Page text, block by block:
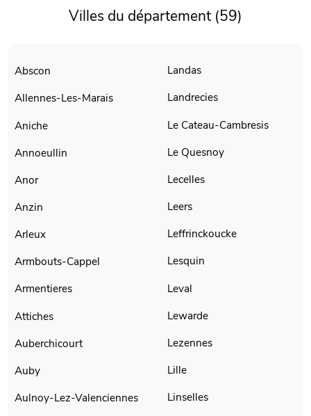
Villes du département (59)
Abscon
Allennes-Les-Marais
Aniche
Annoeullin
Anor
Anzin
Arleux
Armbouts-Cappel
Armentieres
Attiches
Auberchicourt
Auby
Aulnoy-Lez-Valenciennes
Landas
Landrecies
Le Cateau-Cambresis
Le Quesnoy
Lecelles
Leers
Leffrinckoucke
Lesquin
Leval
Lewarde
Lezennes
Lille
Linselles